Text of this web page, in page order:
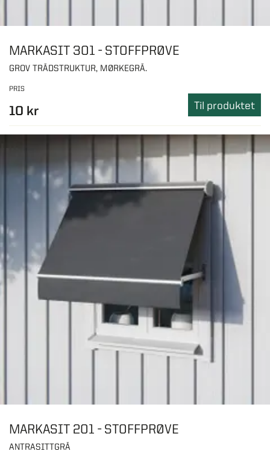
MARKASIT 301 - STOFFPRØVE
GROV TRÅDSTRUKTUR, MØRKEGRÅ.
PRIS
10 kr Til produktet
MARKASIT 201 - STOFFPRØVE
ANTRASITTGRÅ